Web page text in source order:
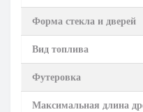
Форма стекла и дверей
Вид топлива
Футеровка
Максимальная длина